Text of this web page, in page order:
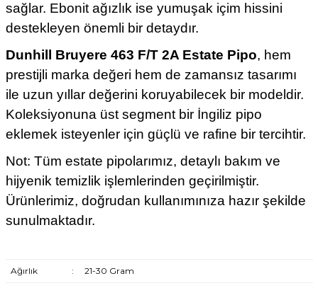
sağlar. Ebonit ağızlık ise yumuşak içim hissini
destekleyen önemli bir detaydır.
Dunhill Bruyere 463 F/T 2A Estate Pipo, hem
prestijli marka değeri hem de zamansız tasarımı
ile uzun yıllar değerini koruyabilecek bir modeldir.
Koleksiyonuna üst segment bir İngiliz pipo
eklemek isteyenler için güçlü ve rafine bir tercihtir.
Not: Tüm estate pipolarımız, detaylı bakım ve
hijyenik temizlik işlemlerinden geçirilmiştir.
Ürünlerimiz, doğrudan kullanımınıza hazır şekilde
sunulmaktadır.
Ağırlık : 21-30 Gram